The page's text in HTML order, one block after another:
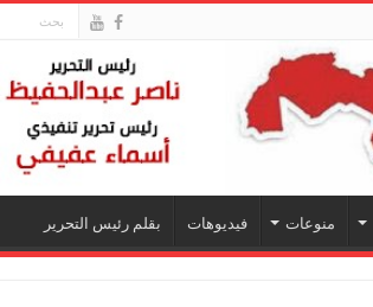
منوعات فيديوهات بقلم رئيس التحرير